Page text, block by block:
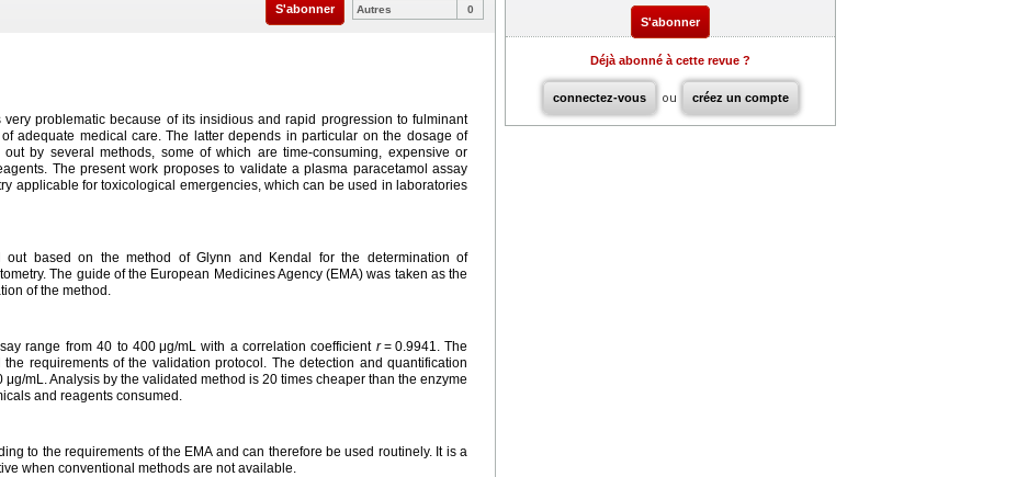
S'abonner
Autres
0
problematic because of its insidious and rapid progression to fulminant
adequate medical care. The latter depends in particular on the dosage of
by several methods, some of which are time-consuming, expensive or
The present work proposes to validate a plasma paracetamol assay
applicable for toxicological emergencies, which can be used in laboratories
out based on the method of Glynn and Kendal for the determination of
The guide of the European Medicines Agency (EMA) was taken as the
of the method.
range from 40 to 400 μg/mL with a correlation coefficient r = 0.9941. The
requirements of the validation protocol. The detection and quantification
μg/mL. Analysis by the validated method is 20 times cheaper than the enzyme
and reagents consumed.
to the requirements of the EMA and can therefore be used routinely. It is a
when conventional methods are not available.
S'abonner
Déjà abonné à cette revue ?
connectez-vous ou créez un compte